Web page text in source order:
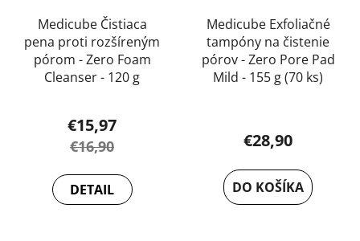
Medicube Čistiaca
pena proti rozšíreným
pórom - Zero Foam
Cleanser - 120 g
€15,97
€16,90
DETAIL
Medicube Exfoliačné
tampóny na čistenie
pórov - Zero Pore Pad
Mild - 155 g (70 ks)
€28,90
DO KOŠÍKA